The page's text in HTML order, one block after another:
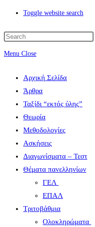
Toggle website search
Menu Close
Αρχική Σελίδα
Άρθρα
Ταξίδι “εκτός ύλης”
Θεωρία
Μεθοδολογίες
Ασκήσεις
Διαγωνίσματα – Τεστ
Θέματα πανελληνίων
ΓΕΛ
ΕΠΑΛ
Τριτοβάθμια
Ολοκληρώματα